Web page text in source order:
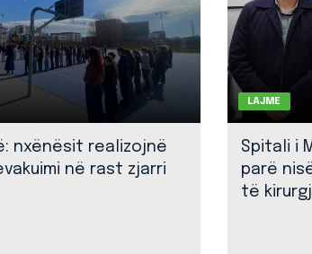
nxënësit realizojnë
në rast zjarri
LAJME
Spitali i
parë
të